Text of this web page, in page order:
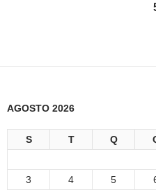
AGOSTO 2026
S T Q
3
4 5